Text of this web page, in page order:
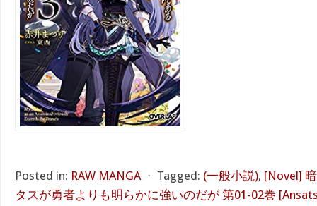
Posted in: RAW MANGA ⋅ Tagged: (一般小説), [Novel]
タスが勇者よりも明らかに強いのだが 第01-02巻